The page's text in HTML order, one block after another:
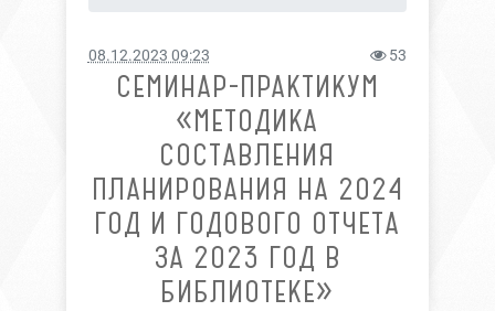
08.12.2023 09:23 53
СЕМИНАР-ПРАКТИКУМ
«МЕТОДИКА
СОСТАВЛЕНИЯ
ПЛАНИРОВАНИЯ НА 2024
ГОД И ГОДОВОГО ОТЧЕТА
ЗА 2023 ГОД В
БИБЛИОТЕКЕ»